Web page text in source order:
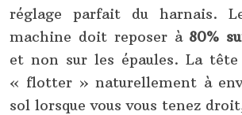
réglage parfait du harnais.
machine doit reposer à 80%
et non sur les épaules. La
« flotter » naturellement à
sol lorsque vous vous tenez